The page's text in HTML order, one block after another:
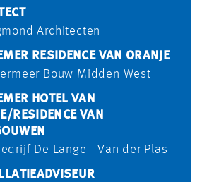
Architecten
RESIDENCE VAN ORANJE
Bouw Midden West
HOTEL VAN
RESIDENCE VAN
De Lange - Van der Plas